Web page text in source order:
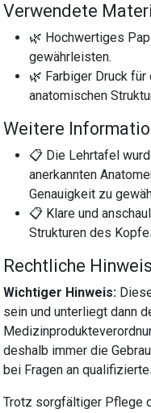
Verwendete
🌿 Hochwertiges
gewährleisten.
🌿 Farbiger Druck
anatomischen
Weitere
📋 Die Lehrtafel
anerkannten
Genauigkeit zu
📋 Klare und
Strukturen des
Rechtliche
Wichtiger Hinweis:
sein und unterliegt dann
deshalb immer die
bei Fragen an
Trotz sorgfältiger Pflege